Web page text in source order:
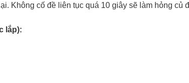
Không cố đề liên tục quá 10 giây sẽ làm hỏng củ
lắp):